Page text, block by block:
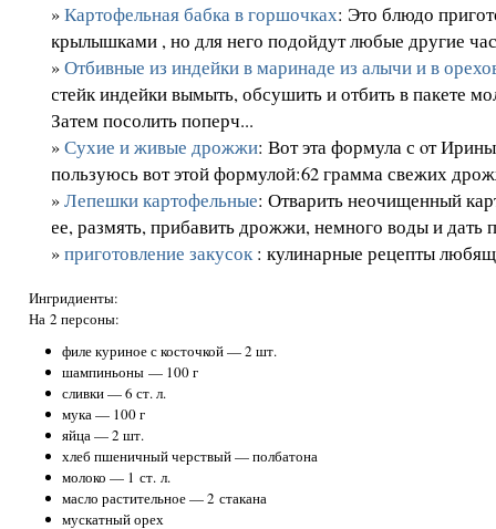
»Картофельная бабка в горшочках: Это блюдо
крылышками , но для него подойдут любые другие
»Отбивные из индейки в маринаде из алычи и в
стейк индейки вымыть, обсушить и отбить в пакете
Затем посолить поперч...
»Сухие и живые дрожжи: Вот эта формула с oт
пользуюсь вот этой формулой:62 грамма свежих
»Лепешки картофельные: Отварить неочищенный
ее, размять, прибавить дрожжи, немного воды и дать
»приготовление закусок: кулинарные рецепты
Ингридиенты:
На 2 персоны:
филе куриное с косточкой — 2 шт.
шампиньоны — 100 г
сливки — 6 ст. л.
мука — 100 г
яйца — 2 шт.
хлеб пшеничный черствый — полбатона
молоко — 1 ст. л.
масло растительное — 2 стакана
мускатный орех